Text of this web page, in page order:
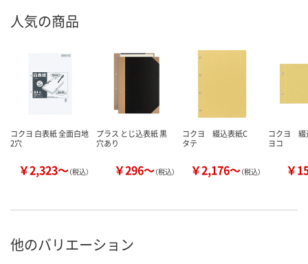
人気の商品
コクヨ 白表紙 全面白地
2穴
￥2,323～（税込）
プラス とじ込表紙 黒
穴あり
￥296～（税込）
コクヨ 綴込表紙C
タテ
￥2,176～（税込）
コクヨ
ヨコ
￥
他のバリエーション